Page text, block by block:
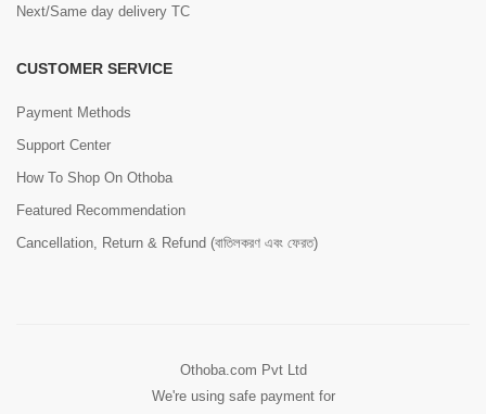
Next/Same day delivery TC
CUSTOMER SERVICE
Payment Methods
Support Center
How To Shop On Othoba
Featured Recommendation
Cancellation, Return & Refund (বাতিলকরণ এবং ফেরত)
Othoba.com Pvt Ltd
We're using safe payment for